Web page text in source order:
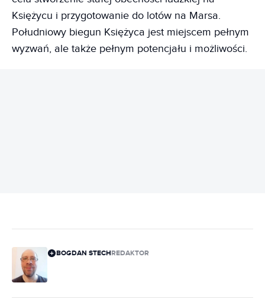
Księżycu i przygotowanie do lotów na Marsa.
Południowy biegun Księżyca jest miejscem pełnym
wyzwań, ale także pełnym potencjału i możliwości.
BOGDAN STECHREDAKTOR